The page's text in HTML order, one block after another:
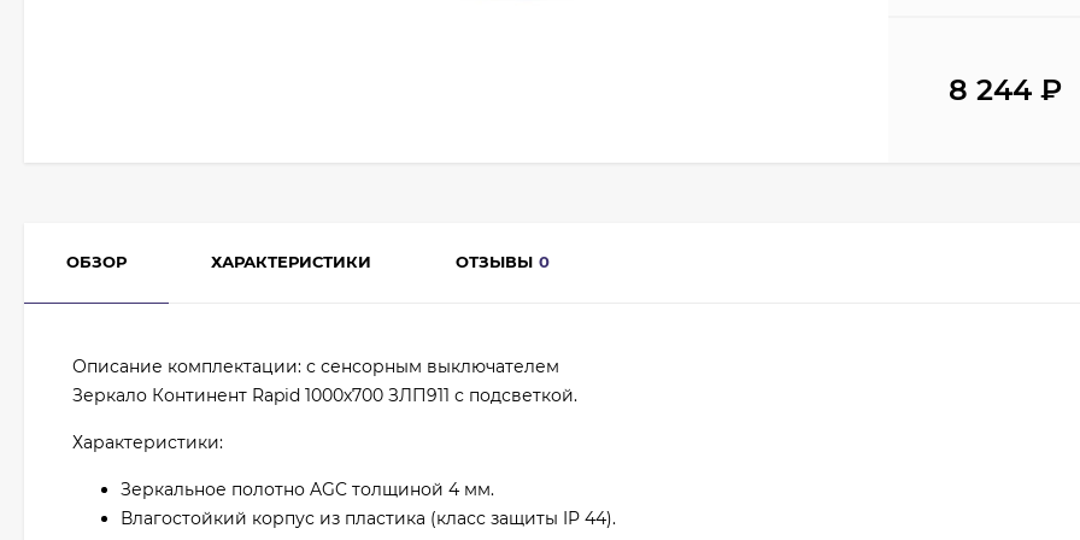
8 244₽
ОБЗОР ХАРАКТЕРИСТИКИ ОТЗЫВЫ 0
Описание комплектации: с сенсорным выключателем
Зеркало Континент Rapid 1000х700 ЗЛП911 с подсветкой.
Характеристики:
Зеркальное полотно AGC толщиной 4 мм.
Влагостойкий корпус из пластика (класс защиты IP 44).